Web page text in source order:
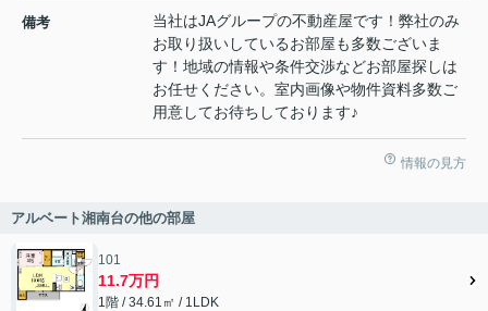
備考
当社はJAグループの不動産屋です！弊社のみ
お取り扱いしているお部屋も多数ございま
す！地域の情報や条件交渉などお部屋探しは
お任せください。室内画像や物件資料多数ご
用意してお待ちしております♪
情報の見方
アルベート湘南台の他の部屋
101
11.7万円
1階 / 34.61㎡ / 1LDK